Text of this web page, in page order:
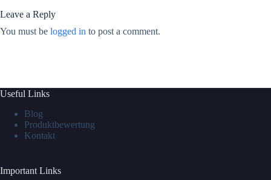
Leave a Reply
You must be logged in to post a comment.
Useful Links
Blog
Produktbewertung
Kontakt
Important Links